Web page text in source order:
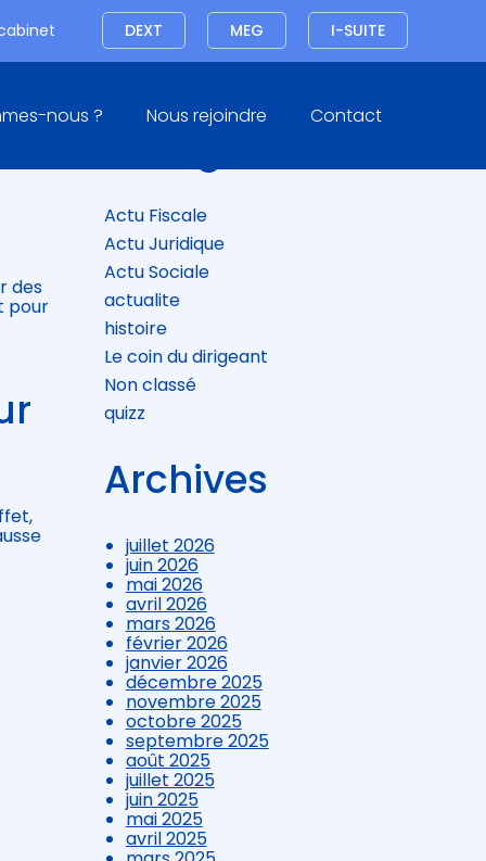
Connexion I-SUITE
MEG
DEXT
nous ? Nous rejoindre Contact
des
pour
Blog
Actu Fiscale
Actu Juridique
Actu Sociale
actualite
histoire
Le coin du dirigeant
Non classé
quizz
Archives
juillet 2026
juin 2026
mai 2026
avril 2026
mars 2026
février 2026
janvier 2026
décembre 2025
novembre 2025
octobre 2025
septembre 2025
août 2025
juillet 2025
juin 2025
mai 2025
avril 2025